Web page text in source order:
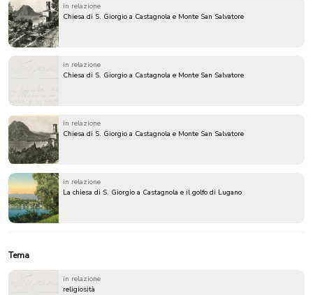
in relazione
Chiesa di S. Giorgio a Castagnola e Monte San Salvatore
in relazione
Chiesa di S. Giorgio a Castagnola e Monte San Salvatore
in relazione
Chiesa di S. Giorgio a Castagnola e Monte San Salvatore
in relazione
La chiesa di S. Giorgio a Castagnola e il golfo di Lugano
Tema
in relazione
religiosità